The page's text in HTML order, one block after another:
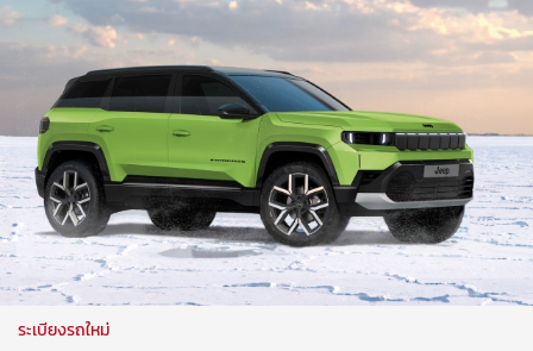
ระเบียงรถใหม่